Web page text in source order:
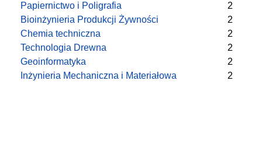
Papiernictwo i Poligrafia
2
Bioinżynieria Produkcji Żywności
2
Chemia techniczna
2
Technologia Drewna
2
Geoinformatyka
2
Inżynieria Mechaniczna i Materiałowa
2